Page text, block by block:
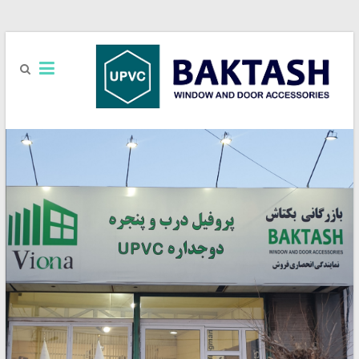
بازرگانی
UPVC
فروش
UPVC
آکادو
ACCADO
/
رزه
REZE
/
کایاپن
KAYA
PEN